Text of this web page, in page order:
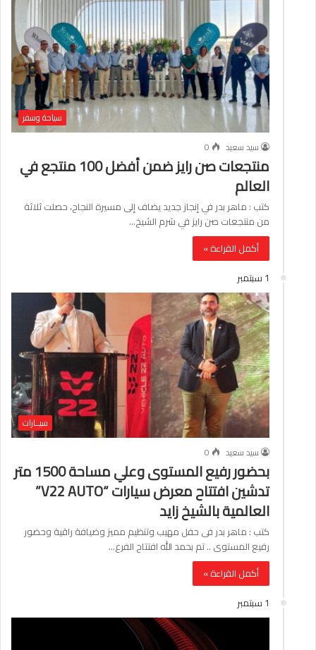
سياحة وسفر
سيد سعيد
0
منتجعات صن رايز ضمن أفضل 100 منتجع في
العالم
كتب : ماهر بدر في إنجاز جديد يضاف إلى مسيرة النجاح، حصلت ثلاثة
من منتجعات صن رايز في شرم الشيخ…
أكمل القراءة »
1 سبتمبر
سيــارات
سيد سعيد
0
بحضور رفيع المستوى وعلي مساحة 1500 متر
تدشين افتتاح معرض سيارات “V22 AUTO”
العالمية بالشيخ زايد
كتب : ماهر بدر فى حفل مهيب وتنظيم مميز وضيافة راقية وحضور
رفيع المستوى .. تم بحمد الله افتتاح الفرع…
أكمل القراءة »
1 سبتمبر